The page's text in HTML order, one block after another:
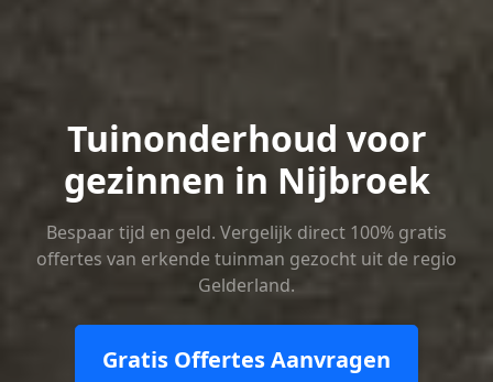
Tuinonderhoud voor
gezinnen in Nijbroek
Bespaar tijd en geld. Vergelijk direct 100% gratis
offertes van erkende tuinman gezocht uit de regio
Gelderland.
Gratis Offertes Aanvragen